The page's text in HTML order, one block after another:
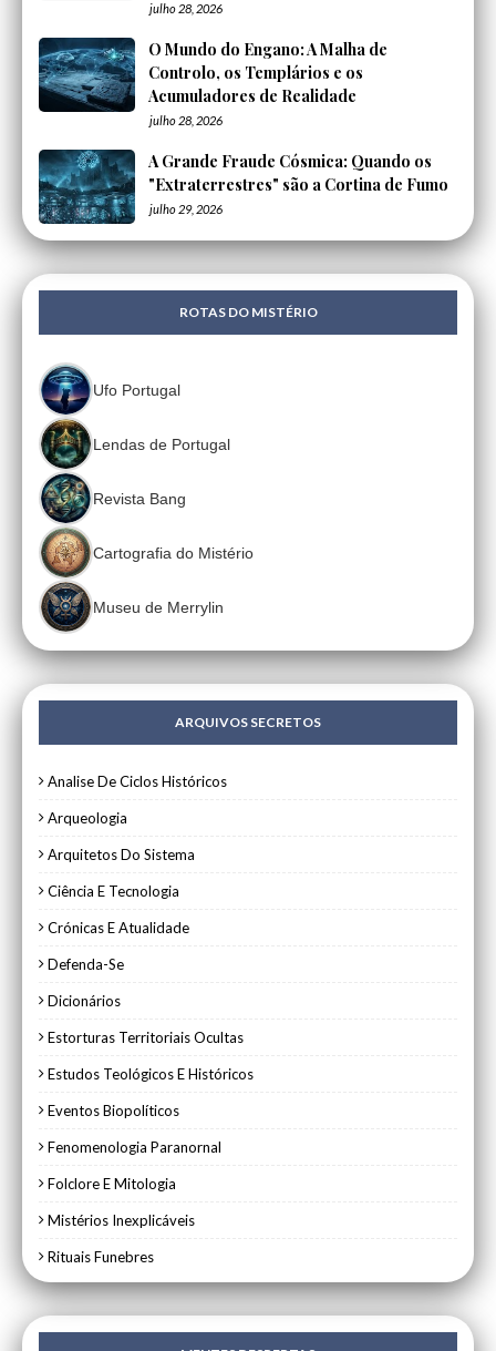
julho 28, 2026
O Mundo do Engano: A Malha de
Controlo, os Templários e os
Acumuladores de Realidade
julho 28, 2026
A Grande Fraude Cósmica: Quando os
"Extraterrestres" são a Cortina de Fumo
julho 29, 2026
ROTAS DO MISTÉRIO
Ufo Portugal
Lendas de Portugal
Revista Bang
Cartografia do Mistério
Museu de Merrylin
ARQUIVOS SECRETOS
Analise De Ciclos Históricos
Arqueologia
Arquitetos Do Sistema
Ciência E Tecnologia
Crónicas E Atualidade
Defenda-Se
Dicionários
Estorturas Territoriais Ocultas
Estudos Teológicos E Históricos
Eventos Biopolíticos
Fenomenologia Paranornal
Folclore E Mitologia
Mistérios Inexplicáveis
Rituais Funebres